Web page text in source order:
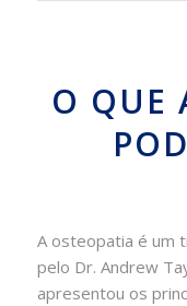
O QUE
A osteopatia é um
pelo Dr. Andrew
apresentou os